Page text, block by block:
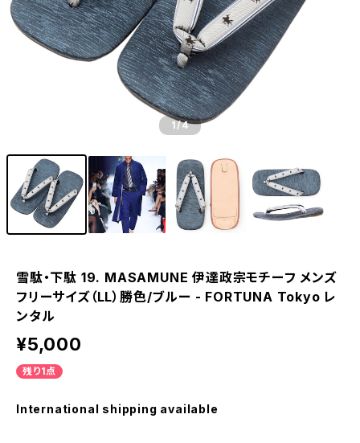
1/4
雪駄・下駄 19. MASAMUNE 伊達政宗モチーフ メンズ
フリーサイズ（LL）勝色/ブルー - FORTUNA Tokyo レ
ンタル
¥5,000
残り1点
International shipping available